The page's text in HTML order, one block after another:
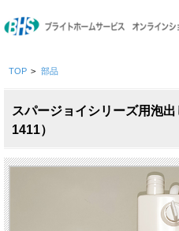
TOP > 部品
スパージョイシリーズ用泡
1411）